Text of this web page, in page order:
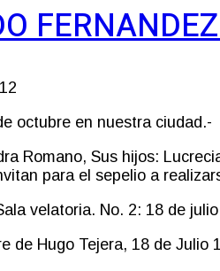
octubre en nuestra ciudad.-
Romano, Sus hijos:
para el sepelio a
velatoria. No. 2: 18 de
de Hugo Tejera, 18 de